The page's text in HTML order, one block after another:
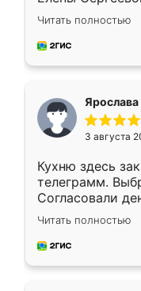
короткие
для замера
предложил по
Читать полностью
Ярослава
3 августа
Кухню здесь
телеграмм.
Согласовали
недели кухня
довольны
мебель за
Читать полностью